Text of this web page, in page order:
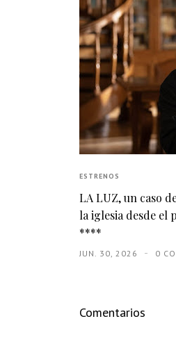
ESTRENOS
LA LUZ, un caso
la iglesia desde el
****
JUN. 30, 2026 0
Comentarios